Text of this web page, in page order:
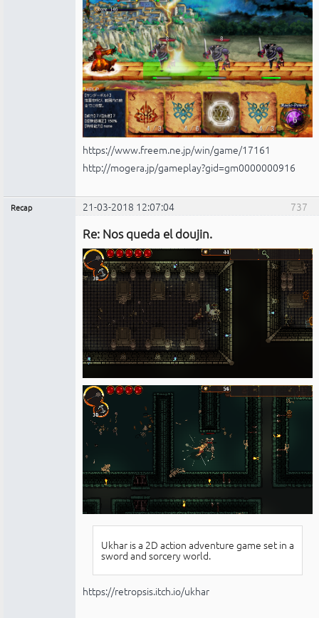
https://www.freem.ne.jp/win/game/17161
http://mogera.jp/gameplay?gid=gm0000000916
737
Recap 21-03-2018 12:07:04
Re: Nos queda el doujin.
Ukhar is a 2D action adventure game set in a
sword and sorcery world.
https://retropsis.itch.io/ukhar